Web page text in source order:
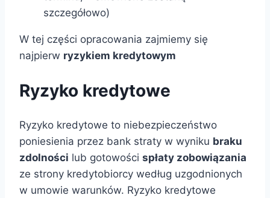
szczegółowo)
W tej części opracowania zajmiemy się
najpierw ryzykiem kredytowym
Ryzyko kredytowe
Ryzyko kredytowe to niebezpieczeństwo
poniesienia przez bank straty w wyniku braku
zdolności lub gotowości spłaty zobowiązania
ze strony kredytobiorcy według uzgodnionych
w umowie warunków. Ryzyko kredytowe